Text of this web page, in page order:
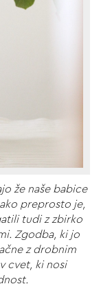
že naše babice
preprosto je,
tudi z zbirko
Zgodba, ki jo
z drobnim
cvet, ki nosi